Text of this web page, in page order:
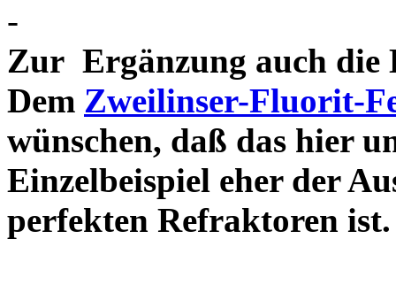
-
Zur Ergänzung auch die
Dem Zweilinser-Fluorit-
wünschen, daß das hier
Einzelbeispiel eher der
perfekten